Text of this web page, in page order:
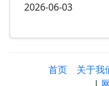
2026-06-03
首页 关于我